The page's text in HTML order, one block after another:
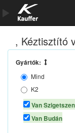
Kosár
Alkatrészek
, Kéztisztító
Gyártók:
Mind
K2
NEO TOOLS
PERMATEX
Van
Van Budán